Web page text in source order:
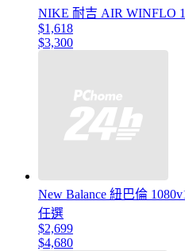
NIKE 耐吉 AIR WINFLO
$1,618
$3,300
New Balance 紐巴倫
任選
$2,699
$4,680